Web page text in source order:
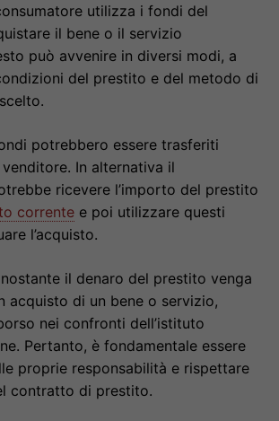
utilizza i fondi del
il bene o il servizio
può avvenire in diversi modi, a
del prestito e del metodo di
potrebbero essere trasferiti
In alternativa il
ricevere l’importo del prestito
corrente e poi utilizzare questi
l’acquisto.
il denaro del prestito venga
acquisto di un bene o servizio,
nei confronti dell’istituto
Pertanto, è fondamentale essere
proprie responsabilità e rispettare
contratto di prestito.